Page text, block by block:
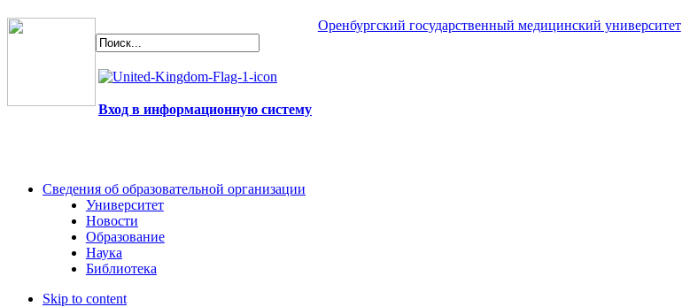
Оренбургский государственный медицинский университет
Вход в информационную систему
Сведения об образовательной организации
Университет
Новости
Образование
Наука
Библиотека
Skip to content